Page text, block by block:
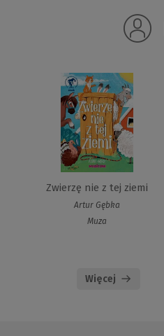
Zwierzę nie z tej ziemi
Artur Gębka
Muza
Więcej